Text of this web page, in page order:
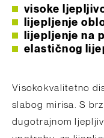
visoke
lijepljenje
lijepljenje na
elastičnog
Visokokvalitetno
slabog mirisa. S
dugotrajnom